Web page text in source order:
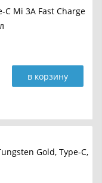
C Mi 3A Fast Charge
в корзину
Gold, Type-C,